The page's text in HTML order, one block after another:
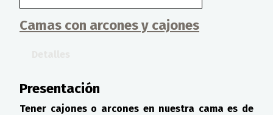
Camas con arcones y cajones
Presentación
Tener cajones o arcones en nuestra cama es de